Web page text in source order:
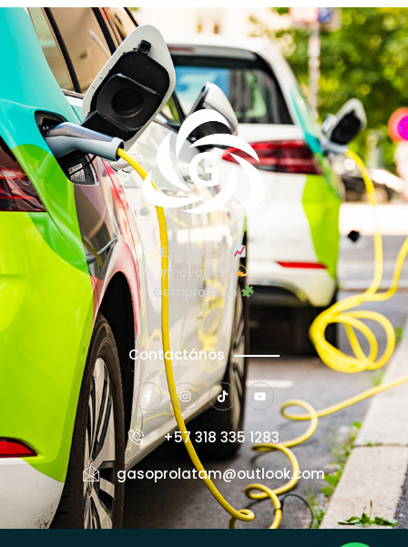
Excelencia
Innovación
Compromiso
Contactános
+57 318 335 1283
gasoprolatam@outlook.com